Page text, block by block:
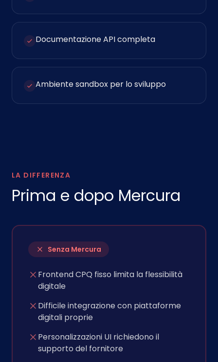
Documentazione API completa
Ambiente sandbox per lo sviluppo
LA DIFFERENZA
Prima e dopo Mercura
Senza Mercura
Frontend CPQ fisso limita la flessibilità
digitale
Difficile integrazione con piattaforme
digitali proprie
Personalizzazioni UI richiedono il
supporto del fornitore